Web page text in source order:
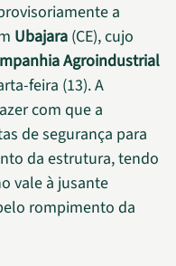
a
Ubajara (CE), cujo
Agroindustrial
feira (13). A
com que a
de segurança para
da estrutura, tendo
vale à jusante
rompimento da